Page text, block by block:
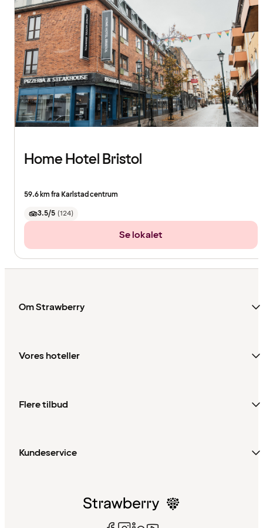
Home Hotel Bristol
59.6 km fra Karlstad centrum
3.5/5 (124)
Se lokalet
Om Strawberry
Vores hoteller
Flere tilbud
Kundeservice